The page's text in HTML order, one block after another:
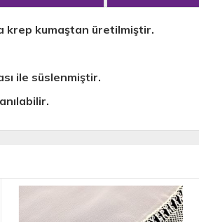
krep kumaştan üretilmiştir.
ile süslenmiştir.